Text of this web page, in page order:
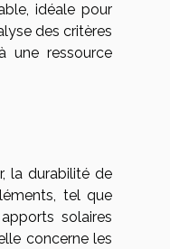
idéale pour
des critères
une ressource
la durabilité de
tel que
solaires
concerne les